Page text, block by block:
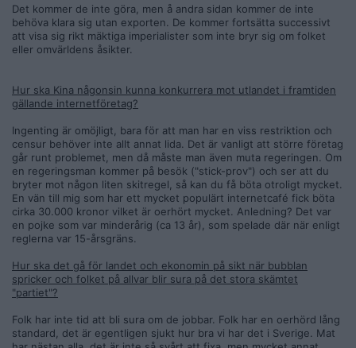
Det kommer de inte göra, men å andra sidan kommer de inte
behöva klara sig utan exporten. De kommer fortsätta successivt
att visa sig rikt mäktiga imperialister som inte bryr sig om folket
eller omvärldens åsikter.
Hur ska Kina någonsin kunna konkurrera mot utlandet i framtiden
gällande internetföretag?
Ingenting är omöjligt, bara för att man har en viss restriktion och
censur behöver inte allt annat lida. Det är vanligt att större företag
går runt problemet, men då måste man även muta regeringen. Om
en regeringsman kommer på besök ("stick-prov") och ser att du
bryter mot någon liten skitregel, så kan du få böta otroligt mycket.
En vän till mig som har ett mycket populärt internetcafé fick böta
cirka 30.000 kronor vilket är oerhört mycket. Anledning? Det var
en pojke som var minderårig (ca 13 år), som spelade där när enligt
reglerna var 15-årsgräns.
Hur ska det gå för landet och ekonomin på sikt när bubblan
spricker och folket på allvar blir sura på det stora skämtet
"partiet"?
Folk har inte tid att bli sura om de jobbar. Folk har en oerhörd lång
standard, det är egentligen sjukt hur bra vi har det i Sverige. Mat